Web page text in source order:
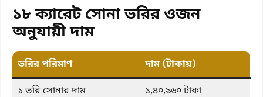
১৮ ক্যারেট সোনা ভরির ওজন
অনুযায়ী দাম
ভরির পরিমাণ দাম (টাকায়)
১ ভরি সোনার দাম
১,৪০,৯৬০ টাকা